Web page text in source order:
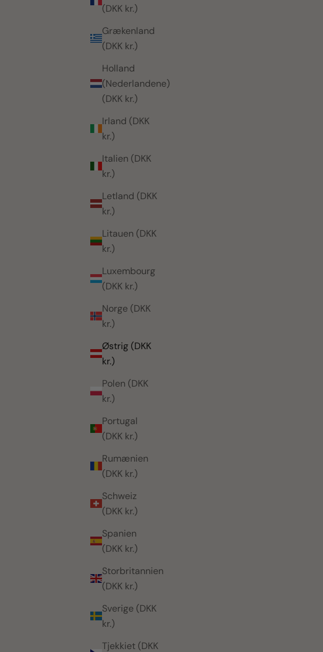
(DKK kr.)
Grækenland
(DKK kr.)
Holland
(Nederlandene)
(DKK kr.)
Irland (DKK
kr.)
Italien (DKK
kr.)
Letland (DKK
kr.)
Litauen (DKK
kr.)
Luxembourg
(DKK kr.)
Norge (DKK
kr.)
Østrig (DKK
kr.)
Polen (DKK
kr.)
Portugal
(DKK kr.)
Rumænien
(DKK kr.)
Schweiz
(DKK kr.)
Spanien
(DKK kr.)
Storbritannien
(DKK kr.)
Sverige (DKK
kr.)
Tjekkiet (DKK